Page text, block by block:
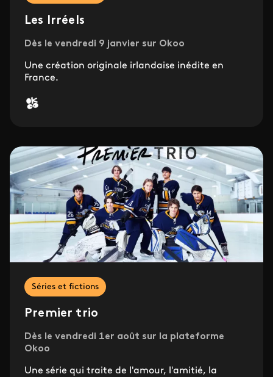
Les Irréels
Dès le vendredi 9 janvier sur Okoo
Une création originale irlandaise inédite en
France.
Séries et fictions
Premier trio
Dès le vendredi 1er août sur la plateforme
Okoo
Une série qui traite de l'amour, l'amitié, la